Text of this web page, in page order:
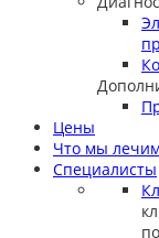
Цены
Что мы лечим
Специалисты